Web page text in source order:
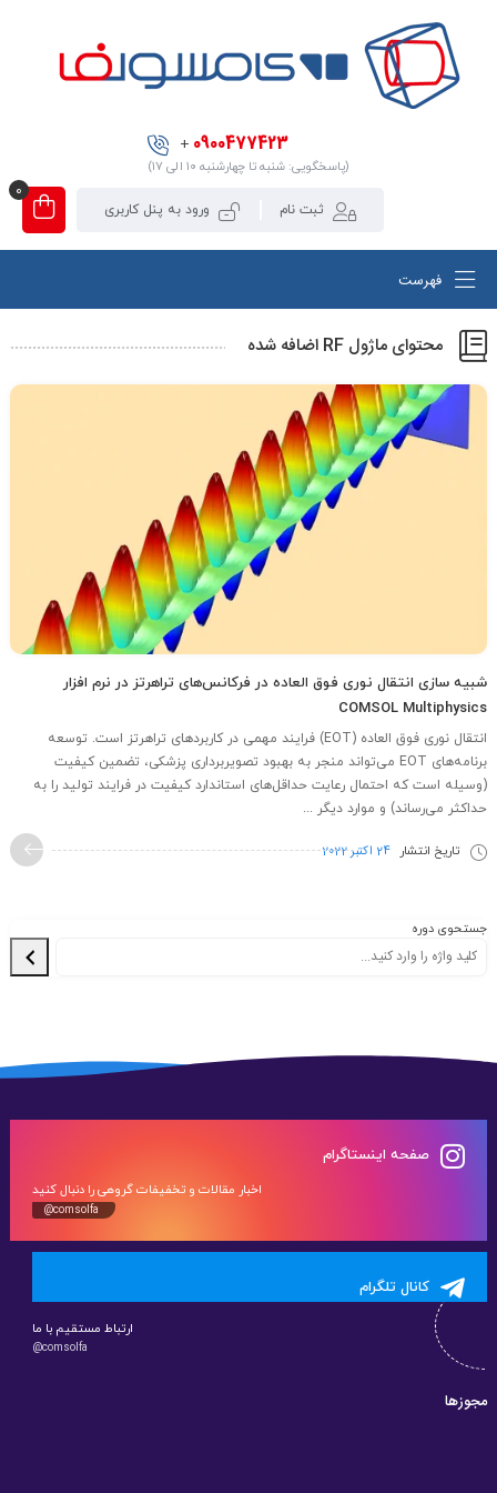
0900477423
+
(پاسخگویی: شنبه تا چهارشنبه ۱۰ الی ۱۷)
ثبت نام ورود به پنل کاربری
0
فهرست
محتوای ماژول RF اضافه شده
شبیه سازی انتقال نوری فوق العاده در فرکانس‌های تراهرتز در نرم افزار
COMSOL Multiphysics
انتقال نوری فوق العاده (EOT) فرایند مهمی در کاربردهای تراهرتز است. توسعه
برنامه‌های EOT می‌تواند منجر به بهبود تصویربرداری پزشکی، تضمین کیفیت
(وسیله است که احتمال رعایت حداقل‌های استاندارد کیفیت در فرایند تولید را به
حداکثر می‌رساند) و موارد دیگر ...
تاریخ انتشار 24 اکتبر 2022
جستحوی دوره
صفحه اینستاگرام
اخبار مقالات و تخفیفات گروهی را دنبال کنید
@comsolfa
کانال تلگرام
ارتباط مستقیم با ما
@comsolfa
مجوزها